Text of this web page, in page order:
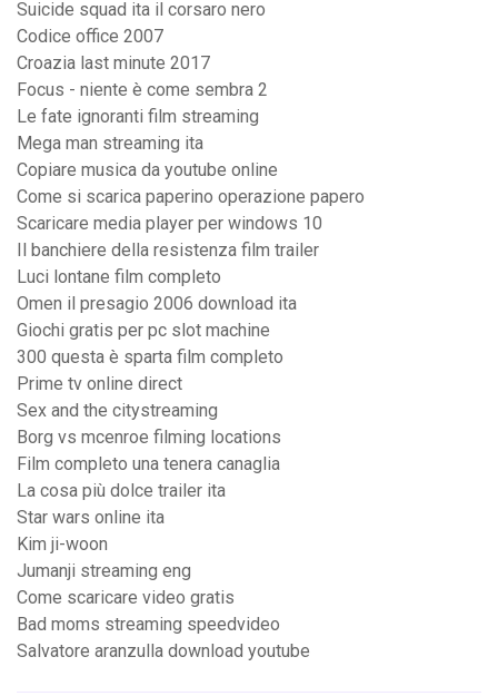
Suicide squad ita il corsaro nero
Codice office 2007
Croazia last minute 2017
Focus - niente è come sembra 2
Le fate ignoranti film streaming
Mega man streaming ita
Copiare musica da youtube online
Come si scarica paperino operazione papero
Scaricare media player per windows 10
Il banchiere della resistenza film trailer
Luci lontane film completo
Omen il presagio 2006 download ita
Giochi gratis per pc slot machine
300 questa è sparta film completo
Prime tv online direct
Sex and the citystreaming
Borg vs mcenroe filming locations
Film completo una tenera canaglia
La cosa più dolce trailer ita
Star wars online ita
Kim ji-woon
Jumanji streaming eng
Come scaricare video gratis
Bad moms streaming speedvideo
Salvatore aranzulla download youtube